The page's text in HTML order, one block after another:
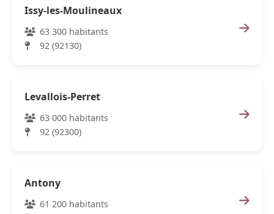
Issy-les-Moulineaux
63 300 habitants
92 (92130)
Levallois-Perret
63 000 habitants
92 (92300)
Antony
61 200 habitants